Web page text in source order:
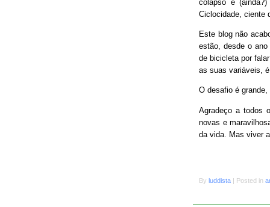
colapso e
Ciclocidade, ciente
Este blog não
estão, desde o ano
de bicicleta por
as suas variáveis,
O desafio é
Agradeço a todos
novas e
da vida. Mas viver
By luddista | Posted in